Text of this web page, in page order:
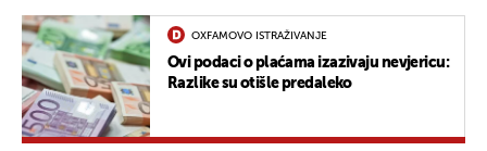
OXFAMOVO ISTRAŽIVANJE
Ovi podaci o plaćama izazivaju nevjericu:
Razlike su otišle predaleko